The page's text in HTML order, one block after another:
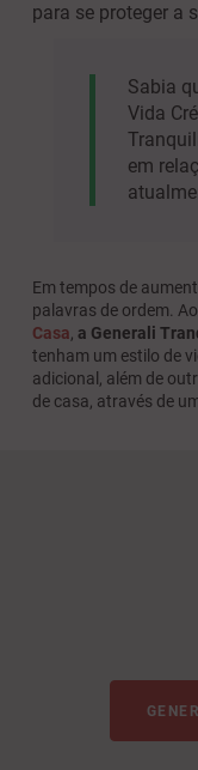
para se proteger a
Sabia
Vida
em
Em tempos de
palavras de ordem.
Casa, a Generali
tenham um estilo de
adicional, além de
de casa, através de